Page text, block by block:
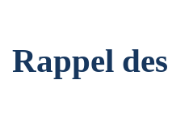
Rappel